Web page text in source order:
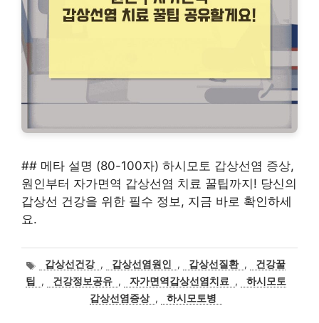
## 메타 설명 (80-100자) 하시모토 갑상선염 증상,
원인부터 자가면역 갑상선염 치료 꿀팁까지! 당신의
갑상선 건강을 위한 필수 정보, 지금 바로 확인하세
요.
태갑상선건강 , 갑상선염원인 , 갑상선질환 ,
건강꿀
팁
, 건강정보공유 , 자가면역갑상선염치료 ,
하시모토
갑상선염증상 , 하시모토병